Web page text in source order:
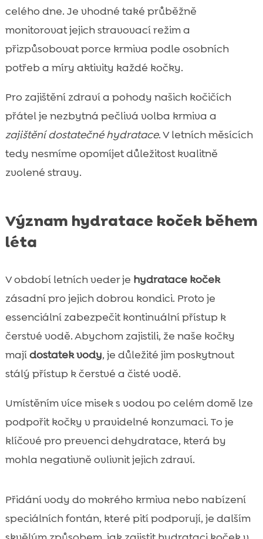
celého dne. Je vhodné také průběžně
monitorovat jejich stravovací režim a
přizpůsobovat porce krmiva podle osobních
potřeb a míry aktivity každé kočky.
Pro zajištění zdraví a pohody našich kočičích
přátel je nezbytná pečlivá volba krmiva a
zajištění dostatečné hydratace. V letních měsících
tedy nesmíme opomíjet důležitost kvalitně
zvolené stravy.
Význam hydratace koček během
léta
V období letních veder je hydratace koček
zásadní pro jejich dobrou kondici. Proto je
essenciální zabezpečit kontinuální přístup k
čerstvé vodě. Abychom zajistili, že naše kočky
majídostatek vody, je důležité jim poskytnout
stálý přístup k čerstvé a čisté vodě.
Umístěním více misek s vodou po celém domě lze
podpořit kočky v pravidelné konzumaci. To je
klíčové pro prevenci dehydratace, která by
mohla negativně ovlivnit jejich zdraví.
Přidání vody do mokrého krmiva nebo nabízení
speciálních fontán, které pití podporují, je dalším